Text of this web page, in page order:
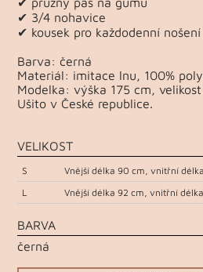
✔ 3/4 nohavice
✔ kousek pro každodenní
Barva: černá
Materiál: imitace lnu, 100%
Modelka: výška 175 cm, velikost
Ušito v České republice.
VELIKOST
S
Vnější délka 90 cm, vnitřní
L
Vnější délka 92 cm, vnitřní
BARVA
černá